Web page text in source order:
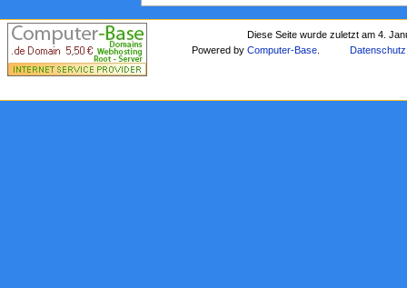
Diese Seite wurde zuletzt am 4.
Powered byComputer-Base Datenschutz